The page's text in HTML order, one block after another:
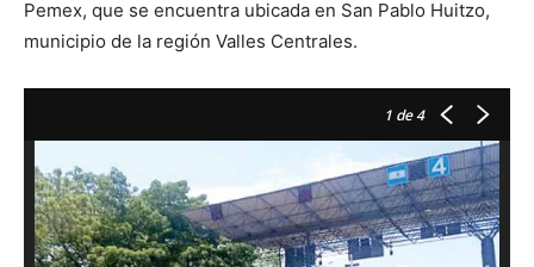
Pemex, que se encuentra ubicada en San Pablo Huitzo,
municipio de la región Valles Centrales.
1 de 4